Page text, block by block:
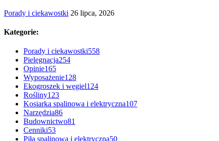
Porady i ciekawostki 26 lipca, 2026
Kategorie:
Porady i ciekawostki558
Pielęgnacja254
Opinie165
Wyposażenie128
Ekogroszek i węgiel124
Rośliny123
Kosiarka spalinowa i elektryczna107
Narzędzia86
Budownictwo81
Cenniki53
Piła spalinowa i elektryczna50